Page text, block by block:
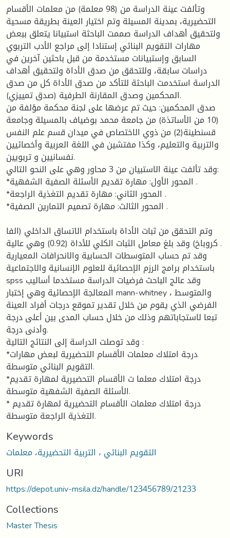
وتألفت عينة الدراسة من (98 معلمة) من معلمات الأقسام
التحضيرية، بمدينة المسيلة وتم اختيار العينة بطريقة مسحية
ولتحقيق أهداف الدراسة صممت الباحثة استبيانا يتعلق ببعض
مهارات التقويم البنائي إستنادا إلى مراجع الأدب التربوي
السابق وإستبيانات مستخدمة من قبل باحثين آخرين في
دراسات سابقة، وللتحقق من صدق الأداة ولتحقيق أهداف
الدراسة استخدمت الباحثة للتأكد من صدق الأداة كل من صدق
المحكمين وصدق المقارنة الطرفية (صدق تمييزي).
صدق المحكمين: حيث تم عرضها على لجنة محكمة مؤلفة من
(10 من الأساتذة) من جامعة محمد بوضياف بالمسيلة وجامعة
قسنطينة(2) من ذوي الاختصاص في ميدان قسم علم النفس
والتربية والتعليم، وكذا مفتشين في اللغة العربية وأخصائيين
نفسانيين و تربويين.
وقد تألفت عينة الاستبيان من 3 محاور وهي على النحو التالي:
*المحور الأول: مهارة تقديم الأسئلة الصفية الشفهية .
*المحور الثاني: مهارة تقديم التغذية الراجعة .
*المحور الثالث: مهارة تصميم التمارين الصفية .
وتم التحقق من ثبات الأداة باستخدام الاتساق الداخلي (الفا
كروباخ) وقد بلغ معامل الثبات الكلي للأداة (0.92) وهي عالية .
وقد تم حساب المتوسطات الحسابية والانحرافات المعيارية
باستخدام برامج الرزم الإحصائية للعلوم الإنسانية والاجتماعية
spss وقد عالج الباحث فرضيات الدراسة مستخدما أساليب
المعالجة الإحصائية وهي إختبار mann-whitney ، والمتوسط
الفرضي الذي يقوم من خلال تقدير تموقع درجات أفراد العينة
تبعا لاستجاباتهم وذلك من خلال حساب المدى بين أعلى درجة
وأدنى درجة.
وقد توصلت الدراسة إلى النتائج التالية :
*درجة امتلاك معلمات الأقسام التحضيرية لبعض مهارات
التقويم البنائي متوسطة.
*درجة امتلاك معلما ت الأقسام التحضيرية لمهارة تقديم
الأسئلة الصفية الشفهية متوسطة.
* درجة امتلاك معلمات الأقسام التحضيرية لمهارة تقديم
التغذية الراجعة متوسطة.
Keywords
التقويم البنائي ، التربية التحضيرية، معلمات
URI
https://depot.univ-msila.dz/handle/123456789/21233
Collections
Master Thesis